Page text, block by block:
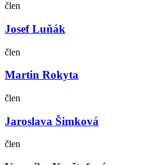
člen
Josef Luňák
člen
Martin Rokyta
člen
Jaroslava Šimková
člen